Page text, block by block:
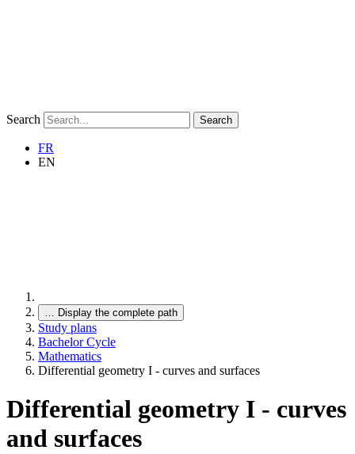
Search Search
FR
EN
… Display the complete path
Study plans
Bachelor Cycle
Mathematics
Differential geometry I - curves and surfaces
Differential geometry I - curves
and surfaces